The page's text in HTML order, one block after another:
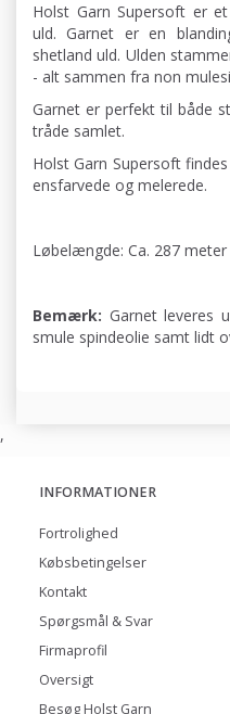
Holst Garn Supersoft er
uld. Garnet er en
shetland uld. Ulden
- alt sammen fra non
Garnet er perfekt til både
tråde samlet.
Holst Garn Supersoft
ensfarvede og melerede.
Løbelængde: Ca. 287 meter
Bemærk: Garnet leveres
smule spindeolie samt lidt
,
INFORMATIONER
Fortrolighed
Købsbetingelser
Kontakt
Spørgsmål & Svar
Firmaprofil
Oversigt
Besøg Holst Garn